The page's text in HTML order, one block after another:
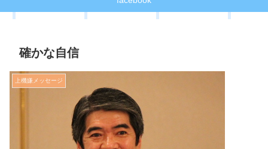
確かな自信
上機嫌メッセージ